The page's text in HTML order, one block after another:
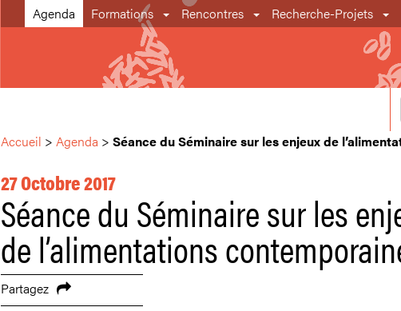
Agenda Formations Rencontres Recherche-Projets
Accueil > Agenda > Séance du Séminaire sur les enjeux de
27 Octobre 2017
Séance du Séminaire sur les
de l’alimentations
Partagez